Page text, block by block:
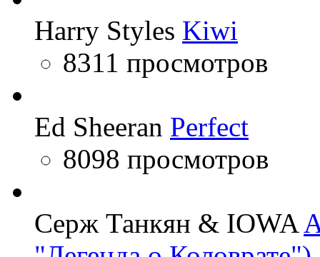
Harry Styles Kiwi
8311 просмотров
Ed Sheeran Perfect
8098 просмотров
Серж Танкян & IOWA